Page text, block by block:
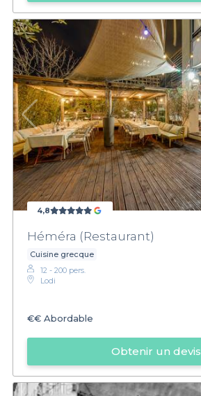
4,8
Héméra (Restaurant)
Cuisine grecque
12 - 200 pers.
Lodi
€€ Abordable
Obtenir un devis